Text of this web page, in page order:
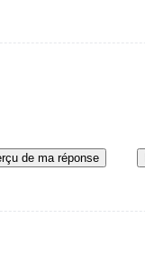
de ma réponse